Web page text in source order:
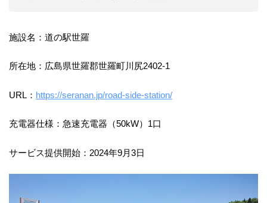
施設名：道の駅世羅
所在地：広島県世羅郡世羅町川尻2402-1
URL： https://seranan.jp/road-side-station/
充電器仕様：急速充電器（50kW）1口
サービス提供開始：2024年9月3日